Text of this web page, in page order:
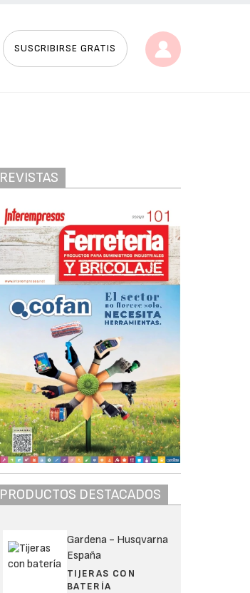
SUSCRIBIRSE GRATIS
REVISTAS
PRODUCTOS DESTACADOS
Gardena - Husqvarna
España
TIJERAS CON
BATERÍA